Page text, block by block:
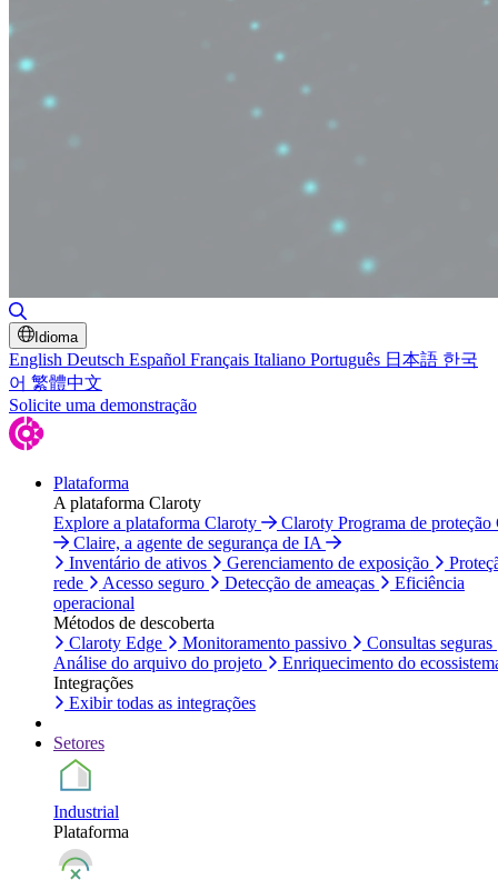
Idioma
English Deutsch Español Français Italiano Português 日本語 한국
어 繁體中文
Solicite uma demonstração
Plataforma
A plataforma Claroty
Explore a plataforma Claroty
Claroty Programa de proteção
Claire, a agente de segurança de IA
Inventário de ativos
Gerenciamento de exposição
rede
Acesso seguro Detecção de ameaças
Eficiência
operacional
Métodos de descoberta
Claroty Edge
Monitoramento passivo
Consultas seguras
Análise do arquivo do projeto
Enriquecimento do
Integrações
Exibir todas as integrações
Setores
Industrial
Plataforma